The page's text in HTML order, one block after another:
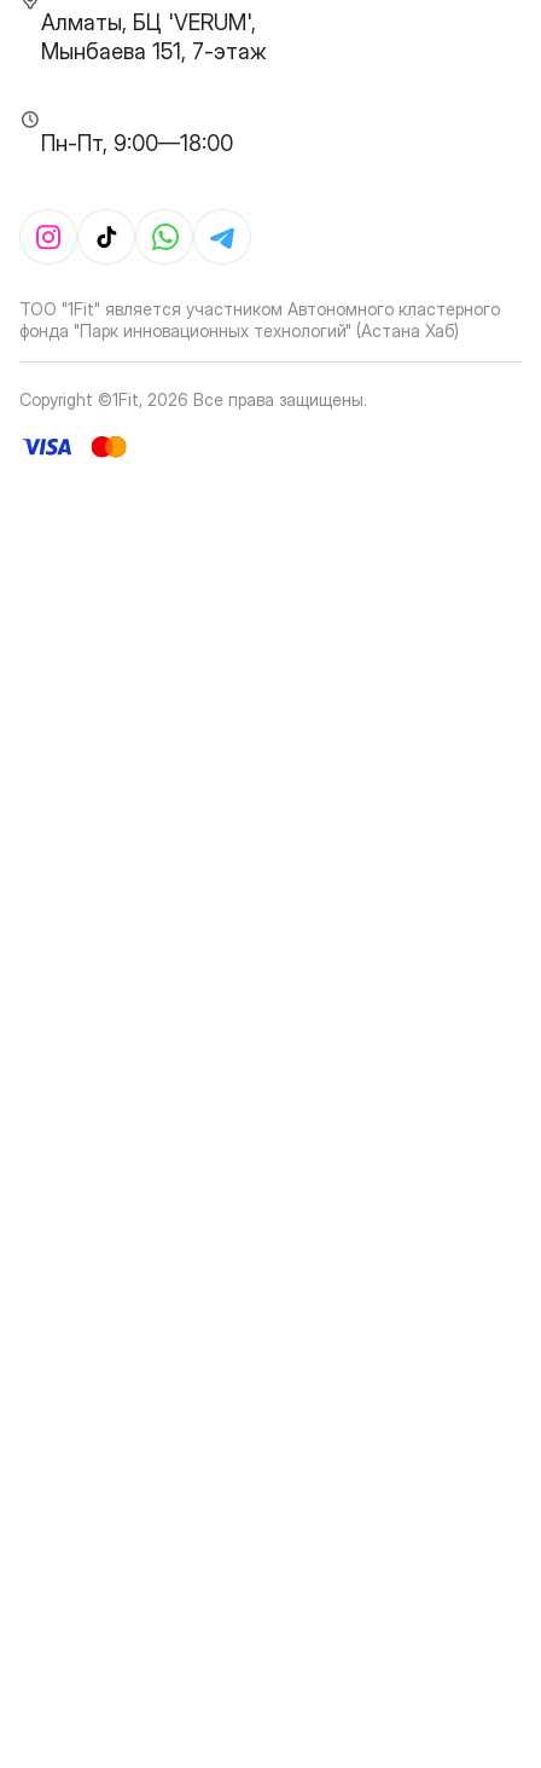
Алматы, БЦ 'VERUM',
Мынбаева 151, 7-этаж
Пн-Пт, 9:00—18:00
ТОО "1Fit" является участником Автономного кластерного
фонда "Парк инновационных технологий" (Астана Хаб)
Copyright ©1Fit, 2026 Все права защищены.